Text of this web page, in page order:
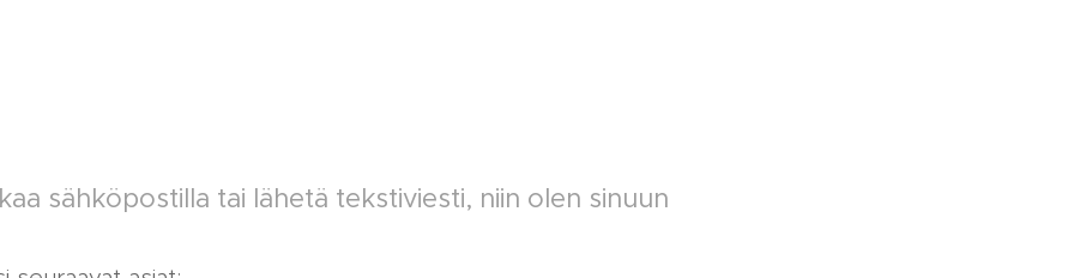
sähköpostilla tai lähetä tekstiviesti, niin olen sinuun